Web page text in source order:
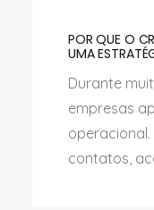
POR QUE O
UMA
Durante
empresas
contatos,